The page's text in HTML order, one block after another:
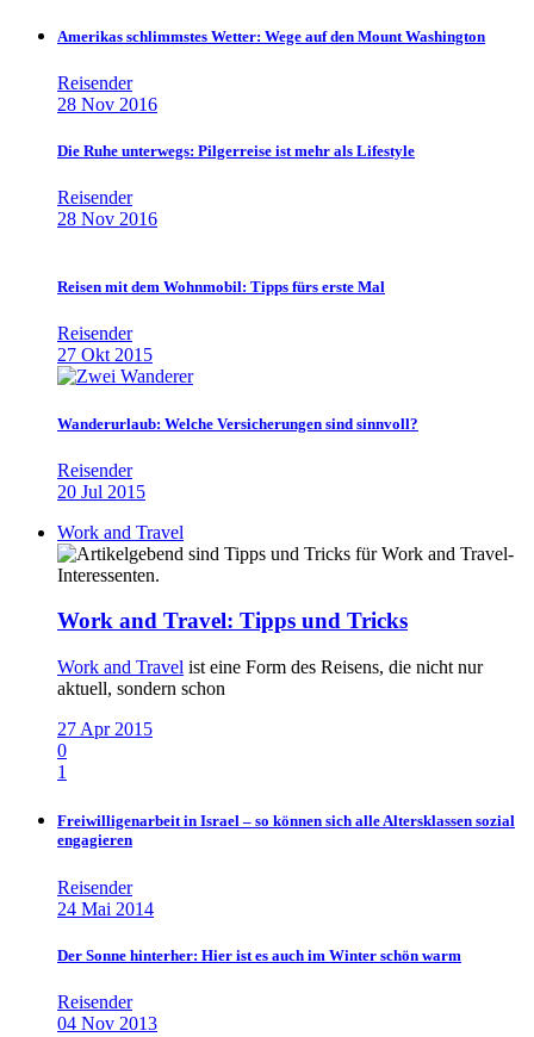
Amerikas schlimmstes Wetter: Wege auf den Mount Washington
Reisender
28 Nov 2016
Die Ruhe unterwegs: Pilgerreise ist mehr als Lifestyle
Reisender
28 Nov 2016
Reisen mit dem Wohnmobil: Tipps fürs erste Mal
Reisender
27 Okt 2015
Wanderurlaub: Welche Versicherungen sind sinnvoll?
Reisender
20 Jul 2015
Work and Travel
Work and Travel: Tipps und Tricks
Work and Travel ist eine Form des Reisens, die nicht nur
aktuell, sondern schon
27 Apr 2015
0
1
Freiwilligenarbeit in Israel – so können sich alle Altersklassen sozial
engagieren
Reisender
24 Mai 2014
Der Sonne hinterher: Hier ist es auch im Winter schön warm
Reisender
04 Nov 2013